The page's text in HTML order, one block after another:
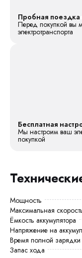
Пробная поездка
Перед покупкой вы
электротранспорта
Бесплатная
Мы настроим ваш
покупкой
Мощность
Максимальная
Ёмкость аккумулятора
Напряжение на
Время полной зарядки
Запас хода